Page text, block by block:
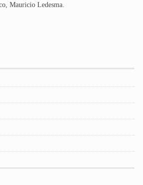
Mauricio Ledesma.